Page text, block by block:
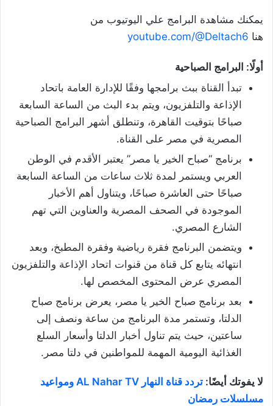
يمكنك مشاهدة البرامج علي اليوتيوب من
هنا youtube.com/@Deltach6
أولًا: البرامج الصباحية
تبدأ القناة ببث برامجها وفقًا للإدارة العامة باتحاد
الإذاعة والتلفزيون، ويتم بدء البث من الساعة السابعة
صباحًا بتوقيت القاهرة، وتنطلق أشهر البرامج الصباحية
المصرية في مصر على القناة.
برنامج “صباح الخير يا مصر” يعتبر الأقدم في الوطن
العربي ويستمر لمدة ثلاث ساعات من الساعة السابعة
صباحًا حتى العاشرة صباحًا، ويتناول أهم الأخبار
الموجودة في الصحف المصرية والعناوين التي تهم
الشارع المصري.
ويتضمن البرنامج فقرة رياضية وفقرة المطبخ، وبعد
انتهائه يتابع كل قناة من قنوات اتحاد الإذاعة والتلفزيون
المصري عرض المحتوى المخصص لها.
بعد برنامج صباح الخير يا مصر، يعرض برنامج صباح
الدلتا، وتستمر مدة البرنامج من ساعة ونصف إلى
ساعتين، حيث يتم تناول أخبار الدلتا وأسعار السلع
الغذائية اليومية المهمة للمواطنين في دلتا مصر.
لا يفوتك أيضًا:
تردد قناة النهار AL Nahar TV ومواعيد
مسلسلات رمضان